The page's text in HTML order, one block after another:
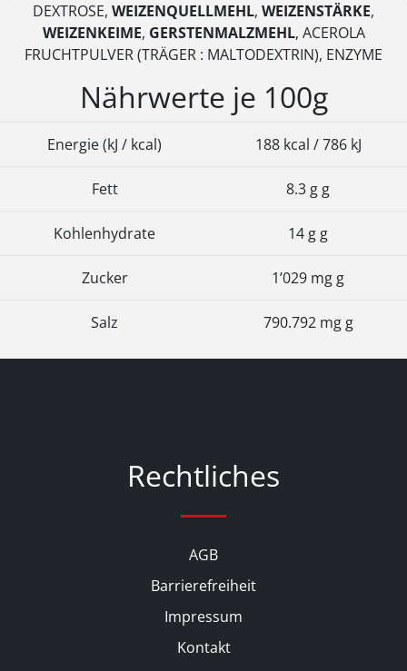
DEXTROSE, WEIZENQUELLMEHL, WEIZENSTÄRKE,
WEIZENKEIME, GERSTENMALZMEHL, ACEROLA
FRUCHTPULVER (TRÄGER : MALTODEXTRIN), ENZYME
Nährwerte je 100g
Energie (kJ / kcal) 188 kcal / 786 kJ
Fett 8.3 g g
Kohlenhydrate 14 g g
Zucker 1’029 mg g
Salz 790.792 mg g
Rechtliches
AGB
Barrierefreiheit
Impressum
Kontakt